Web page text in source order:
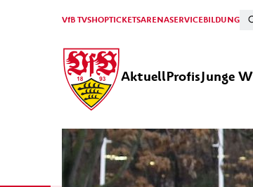
VfB TVSHOPTICKETSARENASERVICEBILDUNG
AktuellProfisJunge